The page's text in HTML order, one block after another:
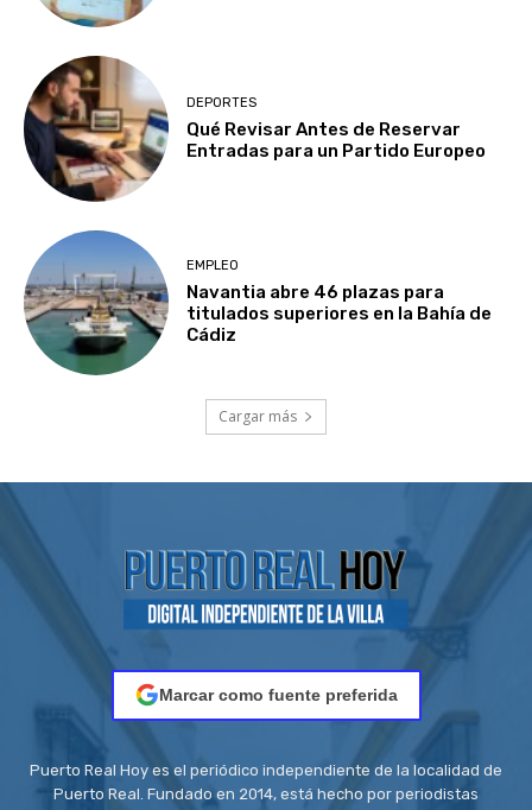
DEPORTES
Qué Revisar Antes de Reservar
Entradas para un Partido Europeo
EMPLEO
Navantia abre 46 plazas para
titulados superiores en la Bahía de
Cádiz
Cargar más
Marcar como fuente preferida
Puerto Real Hoy es el periódico independiente de la localidad de
Puerto Real. Fundado en 2014, está hecho por periodistas